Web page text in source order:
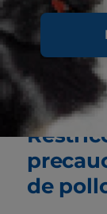
perros
lo
perros
de